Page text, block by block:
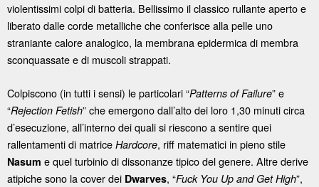
violentissimi colpi di batteria. Bellissimo il classico rullante aperto e
liberato dalle corde metalliche che conferisce alla pelle uno
straniante calore analogico, la membrana epidermica di membra
sconquassate e di muscoli strappati.
Colpiscono (in tutti i sensi) le particolari “Patterns of Failure” e
“Rejection Fetish” che emergono dall’alto dei loro 1,30 minuti circa
d’esecuzione, all’interno dei quali si riescono a sentire quei
rallentamenti di matrice Hardcore, riff matematici in pieno stile
Nasum e quel turbinio di dissonanze tipico del genere. Altre derive
atipiche sono la cover dei Dwarves, “Fuck You Up and Get High”,